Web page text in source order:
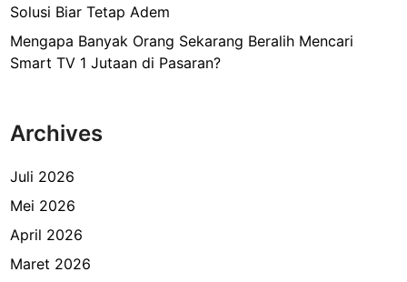
Solusi Biar Tetap Adem
Mengapa Banyak Orang Sekarang Beralih Mencari
Smart TV 1 Jutaan di Pasaran?
Archives
Juli 2026
Mei 2026
April 2026
Maret 2026